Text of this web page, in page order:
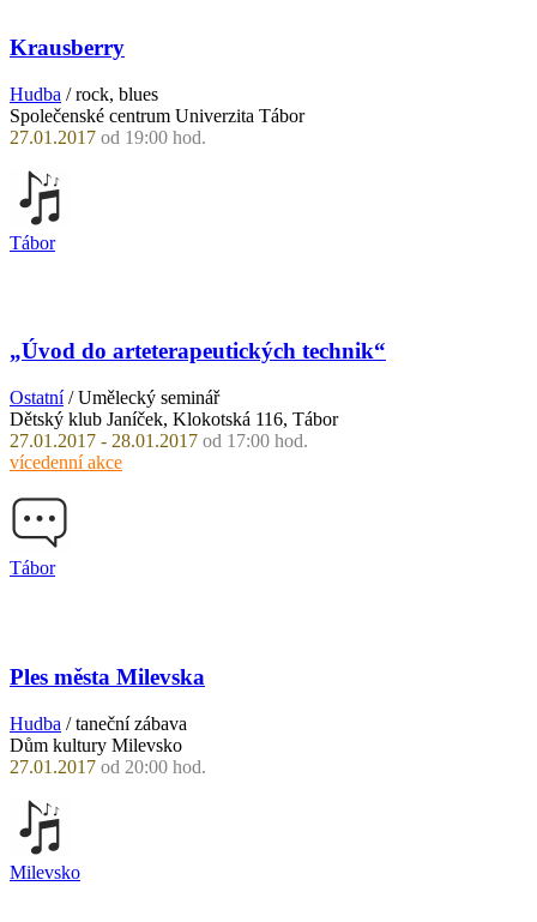
Krausberry
Hudba / rock, blues
Společenské centrum Univerzita Tábor
27.01.2017 od 19:00 hod.
Tábor
„Úvod do arteterapeutických technik“
Ostatní/ Umělecký seminář
Dětský klub Janíček, Klokotská 116, Tábor
27.01.2017 - 28.01.2017 od 17:00 hod.
vícedenní akce
Tábor
Ples města Milevska
Hudba / taneční zábava
Dům kultury Milevsko
27.01.2017 od 20:00 hod.
Milevsko